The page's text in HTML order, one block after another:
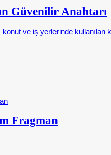
Güvenilir Anahtarı
ve iş yerlerinde kullanılan
Fragman